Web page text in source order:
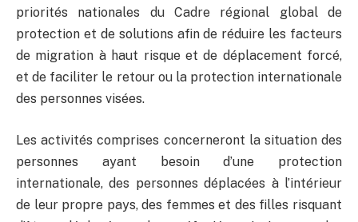
priorités nationales du Cadre régional global de
protection et de solutions afin de réduire les facteurs
de migration à haut risque et de déplacement forcé,
et de faciliter le retour ou la protection internationale
des personnes visées.
Les activités comprises concerneront la situation des
personnes ayant besoin d’une protection
internationale, des personnes déplacées à l’intérieur
de leur propre pays, des femmes et des filles risquant